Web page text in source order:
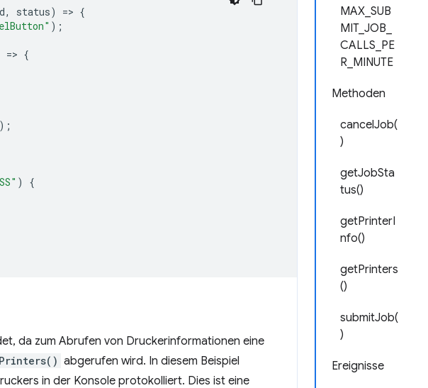
MAX_SUB
MIT_JOB_
CALLS_PE
R_MINUTE
Methoden
cancelJob(
)
getJobSta
tus()
getPrinterI
nfo()
getPrinters
()
submitJob(
)
Ereignisse
, status) => {
);
=> {
);
)
{
da zum Abrufen von Druckerinformationen eine
abgerufen wird. In diesem Beispiel
in der Konsole protokolliert. Dies ist eine